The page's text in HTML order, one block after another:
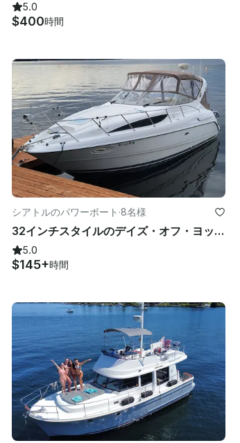
5.0
$400時間
シアトルのパワーボート ·8名様
32インチスタイルのデイズ・オフ・ヨッティング ⚓️、アイスメーカー 🧊、パークーラー 😎、ボウパッド 👙、ラボ
5.0
$145+時間